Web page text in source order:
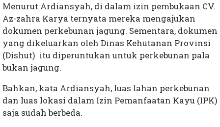
Menurut Ardiansyah, di dalam izin pembukaan CV.
Az-zahra Karya ternyata mereka mengajukan
dokumen perkebunan jagung. Sementara, dokumen
yang dikeluarkan oleh Dinas Kehutanan Provinsi
(Dishut) itu diperuntukan untuk perkebunan pala
bukan jagung.
Bahkan, kata Ardiansyah, luas lahan perkebunan
dan luas lokasi dalam Izin Pemanfaatan Kayu (IPK)
saja sudah berbeda.